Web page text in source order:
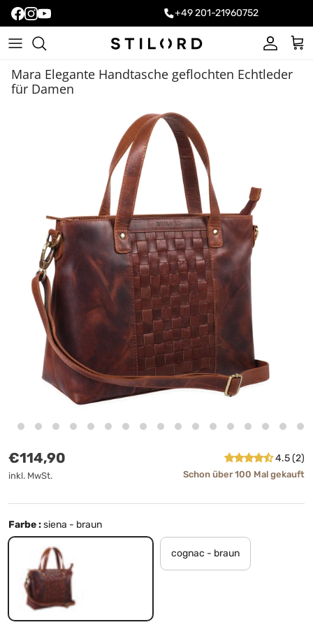
+49 201-21960752
Konto
Mara Elegante Handtasche geflochten Echtleder
für Damen
Normaler Preis
€114,90
inkl. MwSt.
4.5 (2)
Schon über 100 Mal gekauft
Farbe :siena - braun
siena - braun
cognac - braun